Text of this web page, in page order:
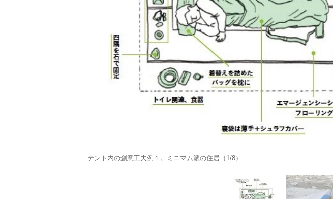
テント内の創意工夫例１。ミニマム派の住居（1/8）